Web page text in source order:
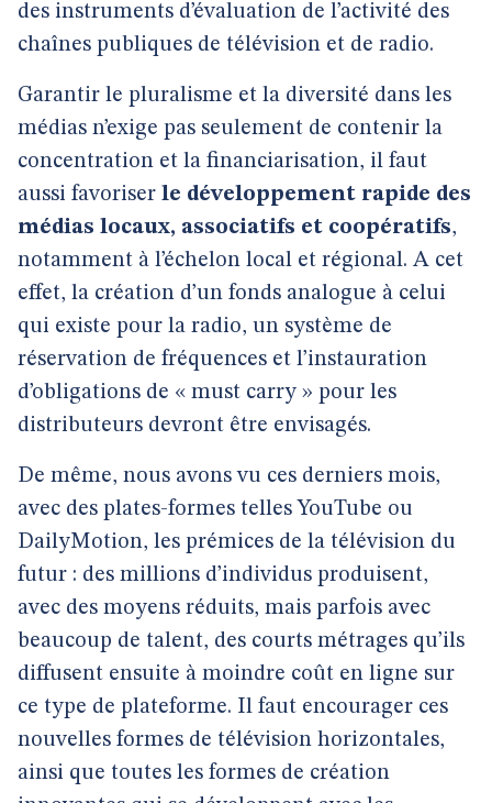
des instruments d’évaluation de l’activité des
chaînes publiques de télévision et de radio.
Garantir le pluralisme et la diversité dans les
médias n’exige pas seulement de contenir la
concentration et la financiarisation, il faut
aussi favoriser le développement rapide des
médias locaux, associatifs et coopératifs,
notamment à l’échelon local et régional. A cet
effet, la création d’un fonds analogue à celui
qui existe pour la radio, un système de
réservation de fréquences et l’instauration
d’obligations de « must carry » pour les
distributeurs devront être envisagés.
De même, nous avons vu ces derniers mois,
avec des plates-formes telles YouTube ou
DailyMotion, les prémices de la télévision du
futur : des millions d’individus produisent,
avec des moyens réduits, mais parfois avec
beaucoup de talent, des courts métrages qu’ils
diffusent ensuite à moindre coût en ligne sur
ce type de plateforme. Il faut encourager ces
nouvelles formes de télévision horizontales,
ainsi que toutes les formes de création